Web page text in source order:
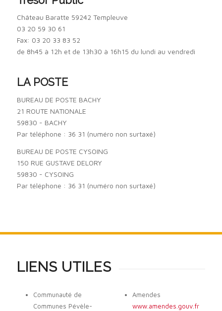
Château Baratte 59242 Templeuve
03 20 59 30 61
Fax: 03 20 33 83 52
de 8h45 à 12h et de 13h30 à 16h15 du lundi au vendredi
LA POSTE
BUREAU DE POSTE BACHY
21 ROUTE NATIONALE
59830 - BACHY
Par téléphone : 36 31 (numéro non surtaxé)
BUREAU DE POSTE CYSOING
150 RUE GUSTAVE DELORY
59830 - CYSOING
Par téléphone : 36 31 (numéro non surtaxé)
LIENS UTILES
Communauté de
Communes Pévèle-
Amendes
www.amendes.gouv.fr